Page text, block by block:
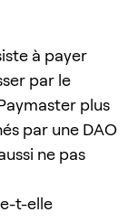
à payer
par le
plus
par une DAO
ne pas
t-elle